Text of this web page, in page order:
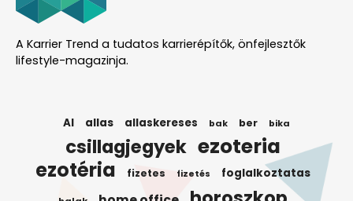
A Karrier Trend a tudatos karrierépítők, önfejlesztők
lifestyle-magazinja.
AI allas allaskereses bak ber bika
csillagjegyek ezoteria
ezotéria fizetes fizetés foglalkoztatas